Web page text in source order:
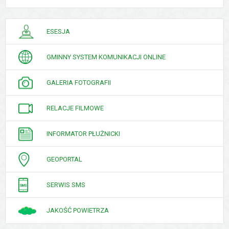
PORADNIK
INTERESANTA
ESESJA
GMINNY SYSTEM KOMUNIKACJI ONLINE
GALERIA FOTOGRAFII
RELACJE FILMOWE
INFORMATOR PŁUŻNICKI
GEOPORTAL
SERWIS SMS
JAKOŚĆ POWIETRZA